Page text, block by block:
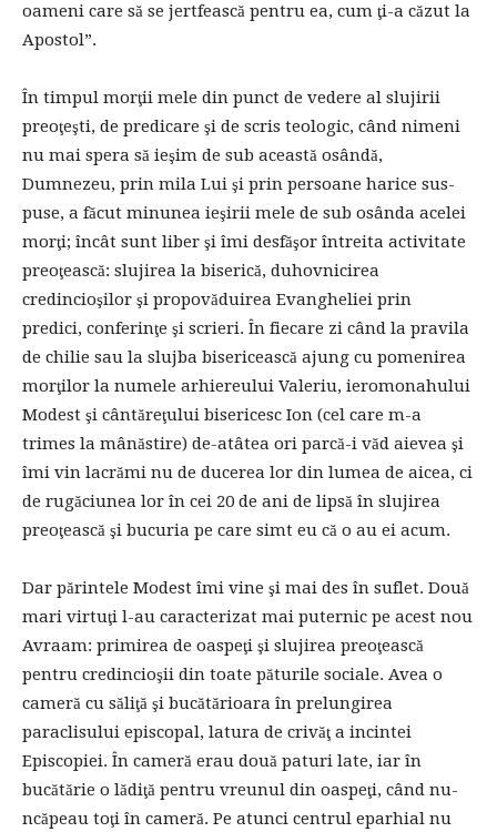
oameni care să se jertfească pentru ea, cum ţi-a căzut la
Apostol”.
În timpul morţii mele din punct de vedere al slujirii
preoţeşti, de predicare şi de scris teologic, când nimeni
nu mai spera să ieşim de sub această osândă,
Dumnezeu, prin mila Lui şi prin persoane harice sus-
puse, a făcut minunea ieşirii mele de sub osânda acelei
morţi; încât sunt liber şi îmi desfăşor întreita activitate
preoţească: slujirea la biserică, duhovnicirea
credincioşilor şi propovăduirea Evangheliei prin
predici, conferinţe şi scrieri. În fiecare zi când la pravila
de chilie sau la slujba bisericească ajung cu pomenirea
morţilor la numele arhiereului Valeriu, ieromonahului
Modest şi cântăreţului bisericesc Ion (cel care m-a
trimes la mânăstire) de-atâtea ori parcă-i văd aievea şi
îmi vin lacrămi nu de ducerea lor din lumea de aicea, ci
de rugăciunea lor în cei 20 de ani de lipsă în slujirea
preoţească şi bucuria pe care simt eu că o au ei acum.
Dar părintele Modest îmi vine şi mai des în suflet. Două
mari virtuţi l-au caracterizat mai puternic pe acest nou
Avraam: primirea de oaspeţi şi slujirea preoţească
pentru credincioşii din toate păturile sociale. Avea o
cameră cu săliţă şi bucătărioara în prelungirea
paraclisului episcopal, latura de crivăţ a incintei
Episcopiei. În cameră erau două paturi late, iar în
bucătărie o lădiţă pentru vreunul din oaspeţi, când nu-
ncăpeau toţi în cameră. Pe atunci centrul eparhial nu